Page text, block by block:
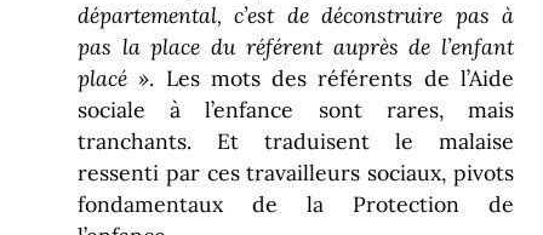
départemental, c’est de déconstruire pas à
pas la place du référent auprès de l’enfant
placé ». Les mots des référents de l’Aide
sociale à l’enfance sont rares, mais
tranchants. Et traduisent le malaise
ressenti par ces travailleurs sociaux, pivots
fondamentaux de la Protection de